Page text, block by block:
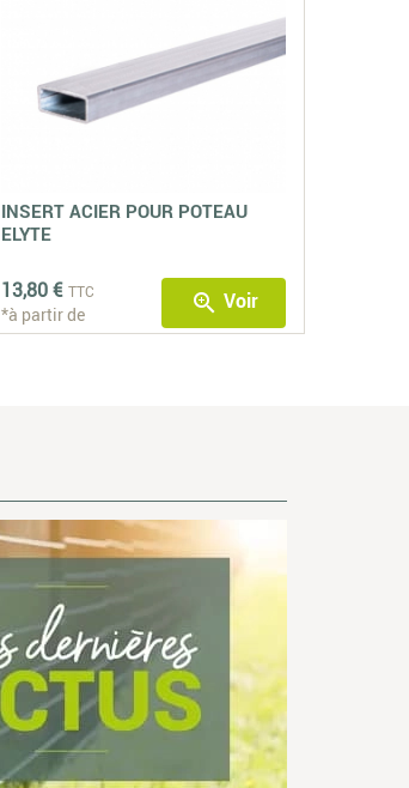
INSERT ACIER POUR POTEAU
ELYTE
13,80 € TTC
*à partir de zoom_in Voir